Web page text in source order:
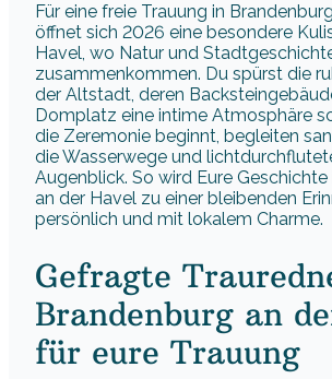
Für eine freie Trauung in
öffnet sich 2026 eine besondere
Havel, wo Natur und
zusammenkommen. Du spürst die
der Altstadt, deren
Domplatz eine intime Atmosphäre
die Zeremonie beginnt, begleiten
die Wasserwege und
Augenblick. So wird Eure
an der Havel zu einer bleibenden
persönlich und mit lokalem Charme.
Gefragte
Brandenburg an
für eure Trauung